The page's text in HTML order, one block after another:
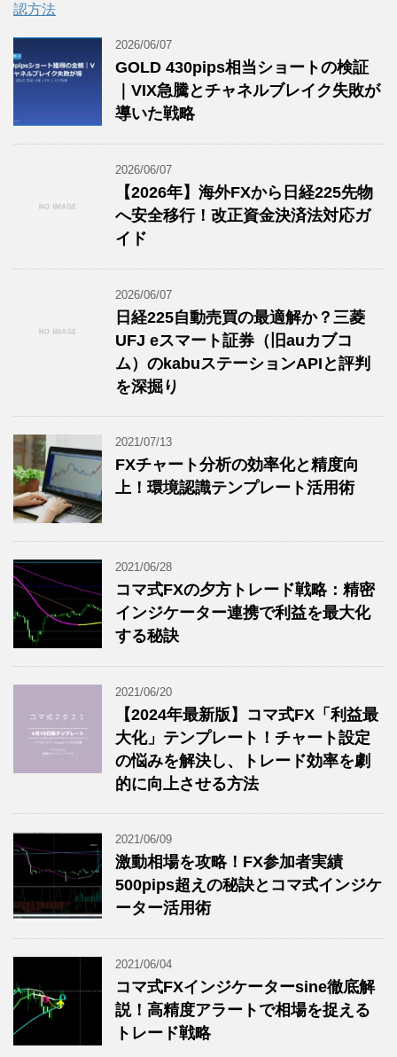
認方法
2026/06/07
GOLD 430pips相当ショートの検証
｜VIX急騰とチャネルブレイク失敗が
導いた戦略
2026/06/07
【2026年】海外FXから日経225先物
へ安全移行！改正資金決済法対応ガ
イド
2026/06/07
日経225自動売買の最適解か？三菱
UFJ eスマート証券（旧auカブコ
ム）のkabuステーションAPIと評判
を深掘り
2021/07/13
FXチャート分析の効率化と精度向
上！環境認識テンプレート活用術
2021/06/28
コマ式FXの夕方トレード戦略：精密
インジケーター連携で利益を最大化
する秘訣
2021/06/20
【2024年最新版】コマ式FX「利益最
大化」テンプレート！チャート設定
の悩みを解決し、トレード効率を劇
的に向上させる方法
2021/06/09
激動相場を攻略！FX参加者実績
500pips超えの秘訣とコマ式インジケ
ーター活用術
2021/06/04
コマ式FXインジケーターsine徹底解
説！高精度アラートで相場を捉える
トレード戦略